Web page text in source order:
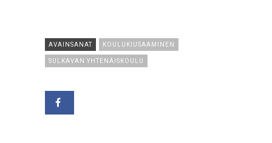
AVAINSANAT KOULUKIUSAAMINEN
SULKAVAN YHTENÄISKOULU